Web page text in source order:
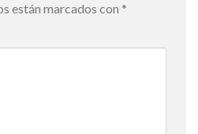
están marcados con *